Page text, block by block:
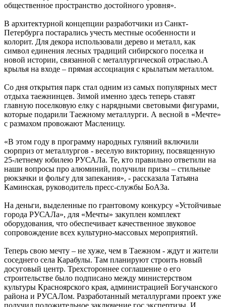
общественное пространство достойного уровня».
В архитектурной концепции разработчики из Санкт-
Петербурга постарались учесть местные особенности и
колорит. Для декора использовали дерево и металл, как
символ единения лесных традиций сибирского поселка и
новой истории, связанной с металлургической отраслью.А
крылья на входе – прямая ассоциация с крылатым металлом.
Со дня открытия парк стал одним из самых популярных мест
отдыха таежнинцев. Зимой именно здесь теперь ставят
главную поселковую елку с нарядными световыми фигурами,
которые подарили Таежному металлурги. А весной в «Мечте»
с размахом провожают Масленицу.
«В этом году в программу народных гуляний включили
сюрприз от металлургов - веселую викторину, посвященную
25-летнему юбилею РУСАЛа. Те, кто правильно ответили на
наши вопросы про алюминий, получили призы – стильные
рюкзачки и фольгу для запекания», - рассказала Татьяна
Каминская, руководитель пресс-службы БоАЗа.
На деньги, выделенные по грантовому конкурсу «Устойчивые
города РУСАЛа», для «Мечты» закуплен комплект
оборудования, что обеспечивает качественное звуковое
сопровождение всех культурно-массовых мероприятий.
Теперь свою мечту – не хуже, чем в Таежном - ждут и жители
соседнего села Карабулы. Там планируют строить новый
досуговый центр. Трехстороннее соглашение о его
строительстве было подписано между министерством
культуры Красноярского края, администрацией Богучанского
района и РУСАЛом. Разработанный металлургами проект уже